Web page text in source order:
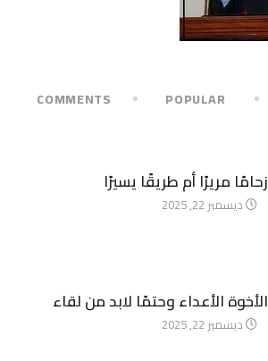
POPULAR
COMMENTS
زحامًا مريرًا أم طريقًا يسيرًا
ديسمبر 22, 2025
الأخوة الأعداء وحتمًا لابد من لقاء
ديسمبر 22, 2025